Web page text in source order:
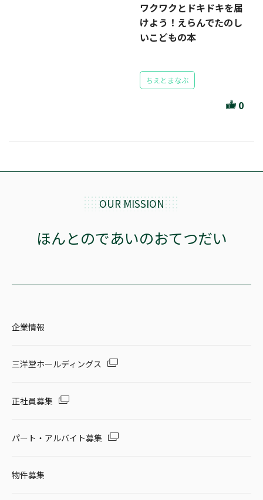
ワクワクとドキドキを届
けよう！えらんでたのし
いこどもの本
ちえとまなぶ
0
OUR MISSION
ほんとのであいのおてつだい
企業情報
三洋堂ホールディングス
正社員募集
パート・アルバイト募集
物件募集